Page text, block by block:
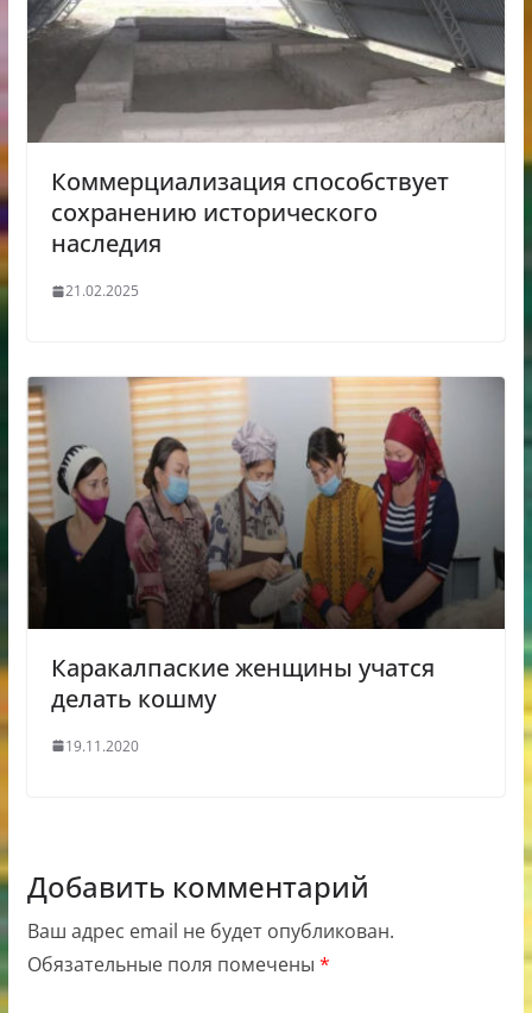
Коммерциализация способствует
сохранению исторического
наследия
21.02.2025
Каракалпаские женщины учатся
делать кошму
19.11.2020
Добавить комментарий
Ваш адрес email не будет опубликован.
Обязательные поля помечены *